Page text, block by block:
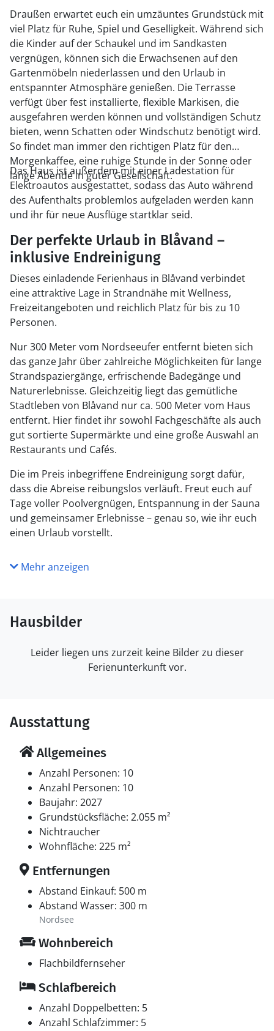
Draußen erwartet euch ein umzäuntes Grundstück mit
viel Platz für Ruhe, Spiel und Geselligkeit. Während sich
die Kinder auf der Schaukel und im Sandkasten
vergnügen, können sich die Erwachsenen auf den
Gartenmöbeln niederlassen und den Urlaub in
entspannter Atmosphäre genießen. Die Terrasse
verfügt über fest installierte, flexible Markisen, die
ausgefahren werden können und vollständigen Schutz
bieten, wenn Schatten oder Windschutz benötigt wird.
So findet man immer den richtigen Platz für den
Morgenkaffee, eine ruhige Stunde in der Sonne oder
lange Abende in guter Gesellschaft.
Das Haus ist außerdem mit einer Ladestation für
Elektroautos ausgestattet, sodass das Auto während
des Aufenthalts problemlos aufgeladen werden kann
und ihr für neue Ausflüge startklar seid.
Der perfekte Urlaub in Blåvand –
inklusive Endreinigung
Dieses einladende Ferienhaus in Blåvand verbindet
eine attraktive Lage in Strandnähe mit Wellness,
Freizeitangeboten und reichlich Platz für bis zu 10
Personen.
Nur 300 Meter vom Nordseeufer entfernt bieten sich
das ganze Jahr über zahlreiche Möglichkeiten für lange
Strandspaziergänge, erfrischende Badegänge und
Naturerlebnisse. Gleichzeitig liegt das gemütliche
Stadtleben von Blåvand nur ca. 500 Meter vom Haus
entfernt. Hier findet ihr sowohl Fachgeschäfte als auch
gut sortierte Supermärkte und eine große Auswahl an
Restaurants und Cafés.
Die im Preis inbegriffene Endreinigung sorgt dafür,
dass die Abreise reibungslos verläuft. Freut euch auf
Tage voller Poolvergnügen, Entspannung in der Sauna
und gemeinsamer Erlebnisse – genau so, wie ihr euch
einen Urlaub vorstellt.
Mehr anzeigen
Hausbilder
Leider liegen uns zurzeit keine Bilder zu dieser
Ferienunterkunft vor.
Ausstattung
Allgemeines
Anzahl Personen: 10
Anzahl Personen: 10
Baujahr: 2027
Grundstücksfläche: 2.055 m²
Nichtraucher
Wohnfläche: 225 m²
Entfernungen
Abstand Einkauf: 500 m
Abstand Wasser: 300 m
Nordsee
Wohnbereich
Flachbildfernseher
Schlafbereich
Anzahl Doppelbetten: 5
Anzahl Schlafzimmer: 5